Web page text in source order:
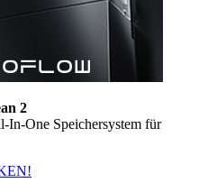
2
In-One Speichersystem für